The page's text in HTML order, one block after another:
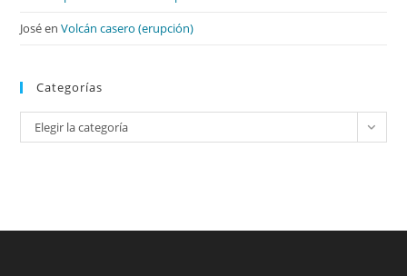
JoséenVolcán casero (erupción)
Categorías
Categorías
Elegir la categoría